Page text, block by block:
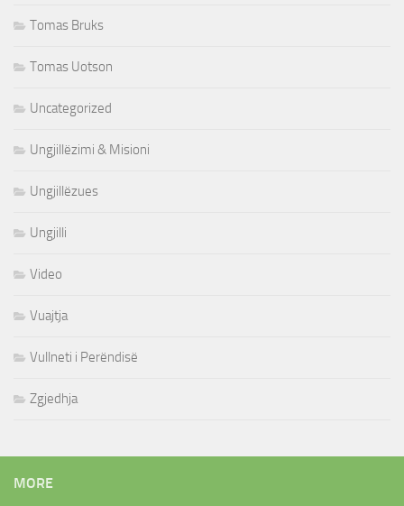
Tomas Bruks
Tomas Uotson
Uncategorized
Ungjillëzimi & Misioni
Ungjillëzues
Ungjilli
Video
Vuajtja
Vullneti i Perëndisë
Zgjedhja
MORE